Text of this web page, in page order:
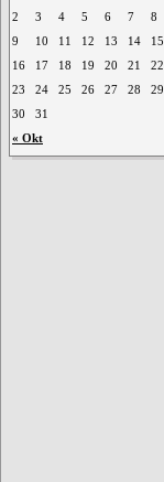
« Okt
2
3 4 5 6 7
8
9
10 11 12 13 14
15
16
17 18 19 20 21
22
23
24 25 26 27 28
29
30
31